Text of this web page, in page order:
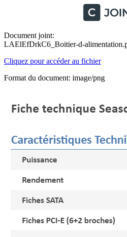
Document joint:
LAElEfDrkC6_Boitier-d-
Cliquez pour accéder au fichier
Format du document: image/png